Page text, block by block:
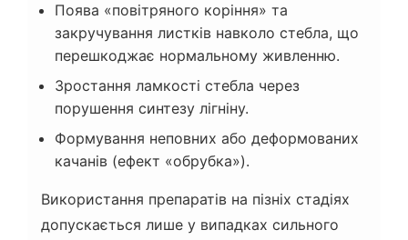
Поява «повітряного коріння» та
закручування листків навколо стебла, що
перешкоджає нормальному живленню.
Зростання ламкості стебла через
порушення синтезу лігніну.
Формування неповних або деформованих
качанів (ефект «обрубка»).
Використання препаратів на пізніх стадіях
допускається лише у випадках сильного